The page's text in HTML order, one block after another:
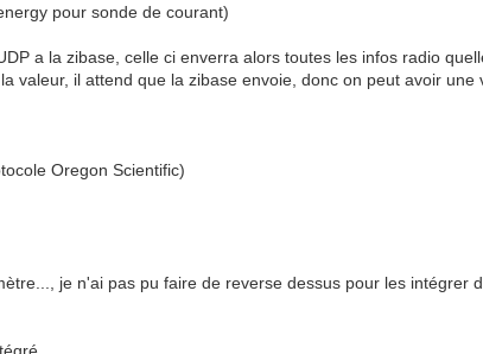
pour sonde de courant)
a la zibase, celle ci enverra alors toutes les infos radio
valeur, il attend que la zibase envoie, donc on peut avoir
Oregon Scientific)
je n'ai pas pu faire de reverse dessus pour les intégrer